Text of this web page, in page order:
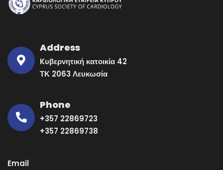
Address
Kυβερνητική κατοικία 42
ΤΚ 2063 Λευκωσία
Phone
+357 22869723
+357 22869738
Email